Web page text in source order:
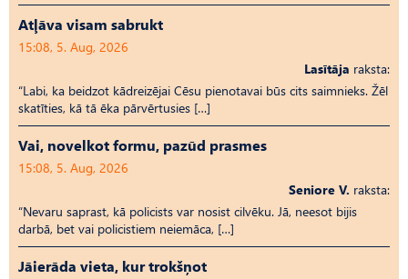
Atļāva visam sabrukt
15:08, 5. Aug, 2026
Lasītāja raksta:
“Labi, ka beidzot kādreizējai Cēsu pienotavai būs cits saimnieks. Žēl
skatīties, kā tā ēka pārvērtusies […]
Vai, novelkot formu, pazūd prasmes
15:08, 5. Aug, 2026
Seniore V. raksta:
“Nevaru saprast, kā policists var nosist cilvēku. Jā, neesot bijis
darbā, bet vai policistiem neiemāca, […]
Jāierāda vieta, kur trokšņot